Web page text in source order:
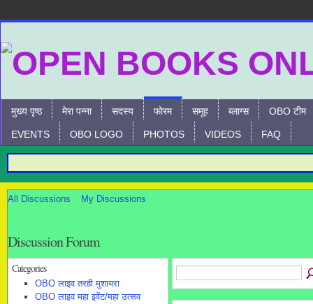
मुख्य पृष्ठ मेरा पन्ना सदस्य फोरम समूह ब्लाग्स OBO टीम
EVENTS OBO LOGO PHOTOS VIDEOS FAQ
All Discussions My Discussions
Discussion Forum
Categories
OBO लाइव तरही मुशायरा
OBO लाइव महा इवेंट/महा उत्सव